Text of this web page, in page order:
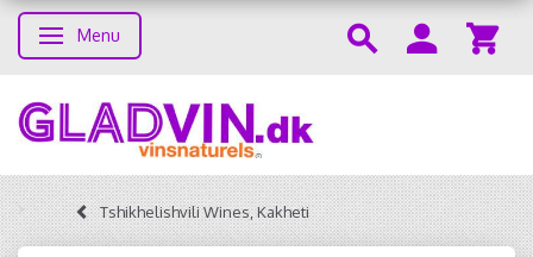
Toggle navigation
Menu
Tshikhelishvili Wines, Kakheti